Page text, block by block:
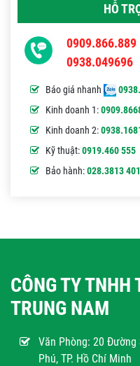
HỖ
0909.866.889
0938.049696
Báo giá nhanh
Kinh doanh 1:
Kinh doanh 2:
Kỹ thuật:0919.460 555
Bảo hành:028.3813
CÔNG TY TNHH
TRUNG NAM
Văn Phòng: 20 Đường
Phú, TP. Hồ Chí Minh